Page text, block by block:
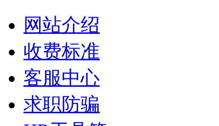
网站介绍
收费标准
客服中心
求职防骗